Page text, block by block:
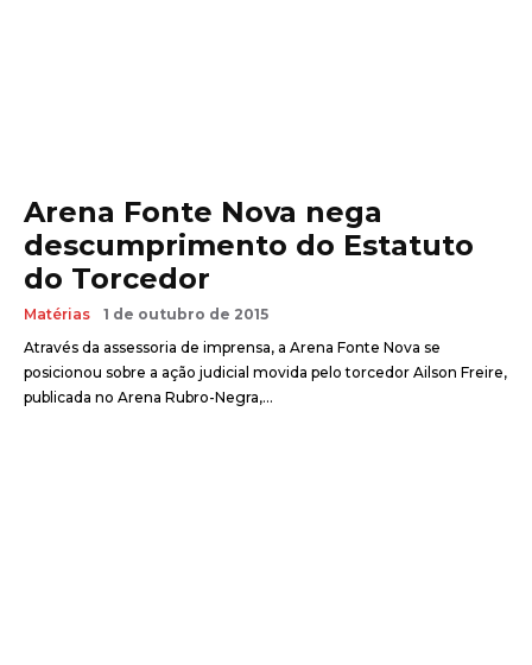
Arena Fonte Nova nega
descumprimento do Estatuto
do Torcedor
Matérias
1 de outubro de 2015
Através da assessoria de imprensa, a Arena Fonte Nova se
posicionou sobre a ação judicial movida pelo torcedor Ailson Freire,
publicada no Arena Rubro-Negra,...